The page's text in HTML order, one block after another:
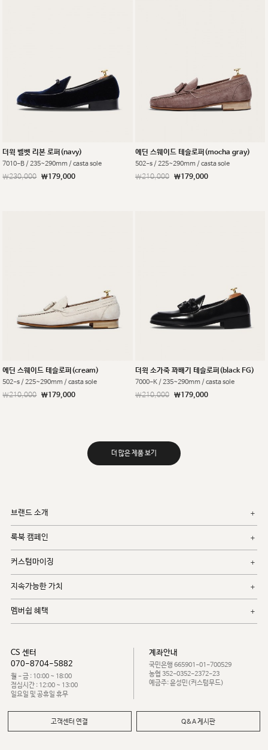
더윅 벨벳 리본 로퍼(navy)
7010-B / 235~290mm / casta sole
￦230,000 ￦179,000
에딘 스웨이드 테슬로퍼(mocha gray)
502-s / 225~290mm / casta sole
￦210,000 ￦179,000
에딘 스웨이드 테슬로퍼(cream)
502-s / 225~290mm / casta sole
￦210,000 ￦179,000
더윅 소가죽 꽈배기 테슬로퍼(black FG)
7000-K / 235~290mm / casta sole
￦210,000 ￦179,000
더 많은 제품 보기
브랜드 소개
룩북 캠페인
커스텀마이징
지속가능한 가치
멤버쉽 혜택
CS 센터
070-8704-5882
월 - 금 : 10:00 ~ 18:00
점심시간 : 12:00 ~ 13:00
일요일 및 공휴일 휴무
계좌안내
국민은행 665901-01-700529
농협 352-0352-2372-23
예금주: 윤성민(커스텀무드)
고객센터 연결 Q&A 게시판